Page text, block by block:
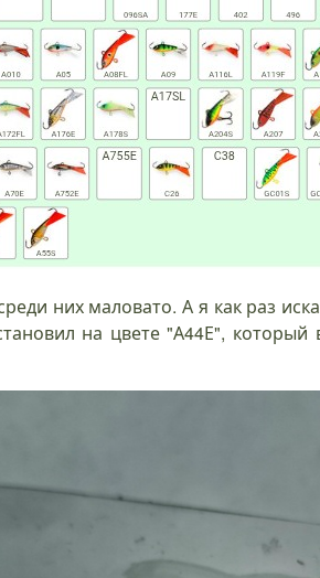
них маловато. А я как раз
на цвете "А44Е",